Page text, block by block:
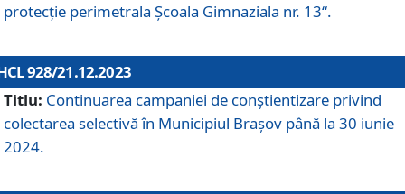
protecție perimetrala Școala Gimnaziala nr. 13“.
928/21.12.2023
Titlu: Continuarea campaniei de conștientizare privind
colectarea selectivă în Municipiul Braşov până la 30 iunie
2024.